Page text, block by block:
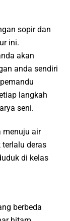
sopir dan
ini.
akan
anda sendiri
langkah
seni.
menuju air
deras
di kelas
berbeda